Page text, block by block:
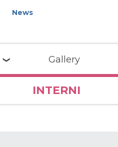
News
Gallery
INTERNI